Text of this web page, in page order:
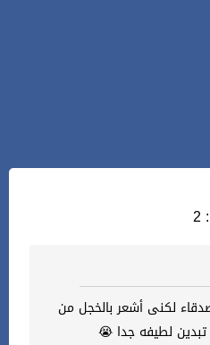
لكنى أشعر بالخجل من
تبدين لطيفه جدا 😭